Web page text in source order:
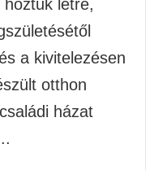
létre,
a kivitelezésen
otthon
házat